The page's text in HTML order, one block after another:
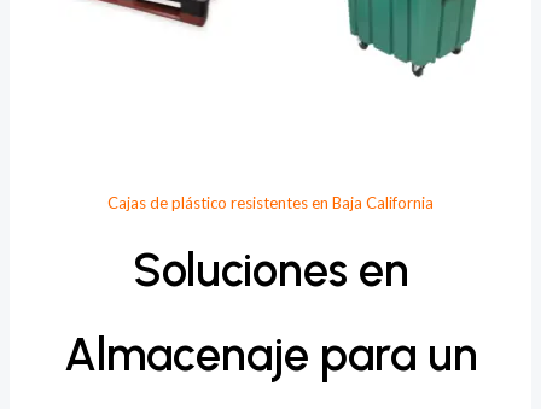
Cajas de plástico resistentes en Baja California
Soluciones en
Almacenaje para un